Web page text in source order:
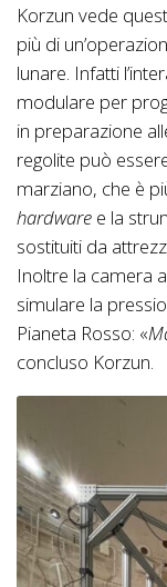
Korzun vede
più di
lunare. Infatti
modulare per
in preparazione
regolite può
marziano, che è
hardware e la
sostituiti da
Inoltre la camera
simulare la
Pianeta Rosso: «
concluso Korzun.